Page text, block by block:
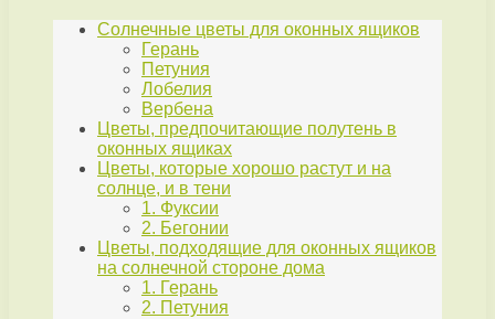
Солнечные цветы для оконных ящиков
Герань
Петуния
Лобелия
Вербена
Цветы, предпочитающие полутень в
оконных ящиках
Цветы, которые хорошо растут и на
солнце, и в тени
1. Фуксии
2. Бегонии
Цветы, подходящие для оконных ящиков
на солнечной стороне дома
1. Герань
2. Петуния